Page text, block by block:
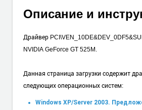
Описание и
Драйвер
NVIDIA GeForce GT 525M.
Данная страница загрузки содержит
следующих операционных систем:
Windows XP/Server 2003.